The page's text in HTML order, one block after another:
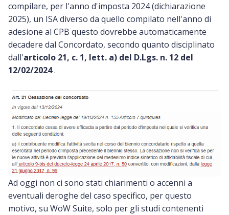
compilare, per l'anno d'imposta 2024 (dichiarazione
2025), un ISA diverso da quello compilato nell'anno di
adesione al CPB questo dovrebbe automaticamente
decadere dal Concordato, secondo quanto disciplinato
dall'articolo 21, c. 1, lett. a) del D.Lgs. n. 12 del
12/02/2024.
Ad oggi non ci sono stati chiarimenti o accenni a
eventuali deroghe del caso specifico, per questo
motivo, su WoW Suite, solo per gli studi contenenti